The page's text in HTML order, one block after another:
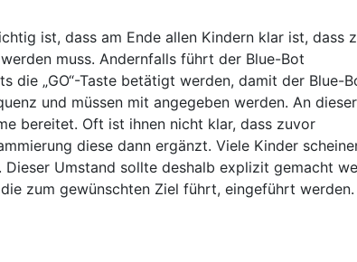
ist, dass am Ende allen Kindern klar ist, dass
muss. Andernfalls führt der Blue-Bot
die „GO“-Taste betätigt werden, damit der Blue-
und müssen mit angegeben werden. An
bereitet. Oft ist ihnen nicht klar, dass zuvor
diese dann ergänzt. Viele Kinder
Umstand sollte deshalb explizit gemacht
zum gewünschten Ziel führt, eingeführt werden.